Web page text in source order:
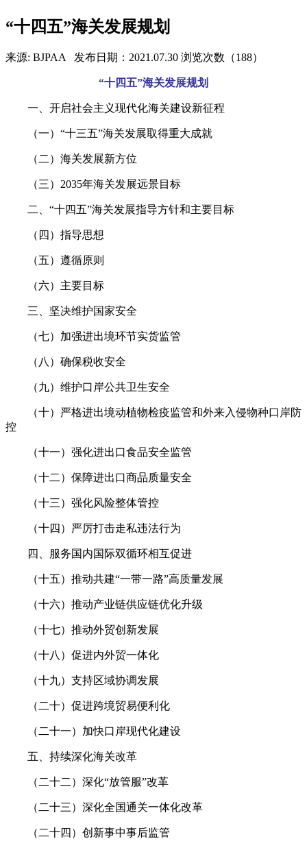
“十四五”海关发展规划
来源: BJPAA 发布日期：2021.07.30 浏览次数（188）
“十四五”海关发展规划
一、开启社会主义现代化海关建设新征程
（一）“十三五”海关发展取得重大成就
（二）海关发展新方位
（三）2035年海关发展远景目标
二、“十四五”海关发展指导方针和主要目标
（四）指导思想
（五）遵循原则
（六）主要目标
三、坚决维护国家安全
（七）加强进出境环节实货监管
（八）确保税收安全
（九）维护口岸公共卫生安全
（十）严格进出境动植物检疫监管和外来入侵物种口岸防
控
（十一）强化进出口食品安全监管
（十二）保障进出口商品质量安全
（十三）强化风险整体管控
（十四）严厉打击走私违法行为
四、服务国内国际双循环相互促进
（十五）推动共建“一带一路”高质量发展
（十六）推动产业链供应链优化升级
（十七）推动外贸创新发展
（十八）促进内外贸一体化
（十九）支持区域协调发展
（二十）促进跨境贸易便利化
（二十一）加快口岸现代化建设
五、持续深化海关改革
（二十二）深化“放管服”改革
（二十三）深化全国通关一体化改革
（二十四）创新事中事后监管